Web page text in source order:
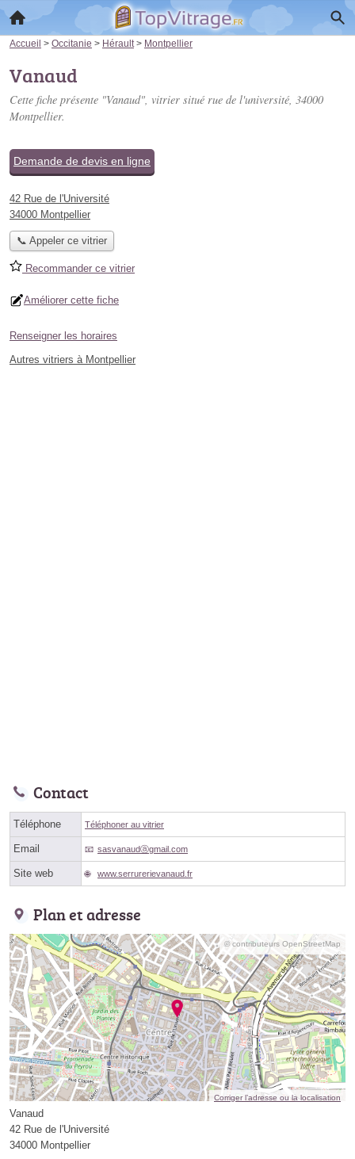
Accueil > Occitanie > Hérault > Montpellier
Vanaud
Cette fiche présente "Vanaud", vitrier situé rue de l'université, 34000
Montpellier.
Demande de devis en ligne
42 Rue de l'Université
34000 Montpellier
📞 Appeler ce vitrier
Recommander ce vitrier
Améliorer cette fiche
Renseigner les horaires
Autres vitriers à Montpellier
Contact
Téléphone Téléphoner au vitrier
Email sasvanaudⓐgmail.com
Site web www.serrurerievanaud.fr
Plan et adresse
© contributeurs OpenStreetMap
Corriger l’adresse ou la localisation
Vanaud
42 Rue de l'Université
34000 Montpellier